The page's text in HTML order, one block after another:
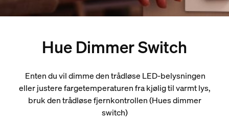
Hue Dimmer Switch
Enten du vil dimme den trådløse LED-belysningen
eller justere fargetemperaturen fra kjølig til varmt lys,
bruk den trådløse fjernkontrollen (Hues dimmer
switch)